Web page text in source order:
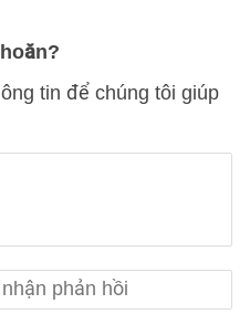
tin để chúng tôi giúp